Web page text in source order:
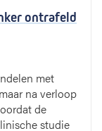
ontrafeld
met
na verloop
de
studie